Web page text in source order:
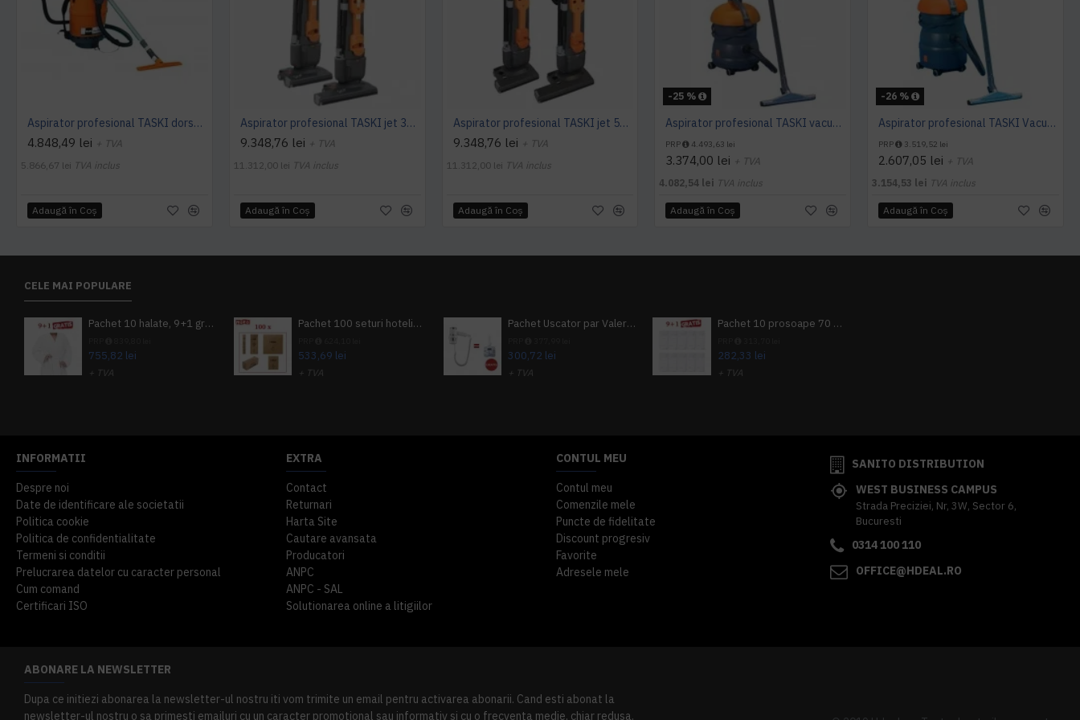
Aspirator profesional TASKI dorsalino EURO, 900 W, TASKI
4.848,49 lei + TVA
5.866,67 lei TVA inclus
Adaugă în Coş
Aspirator profesional TASKI jet 38 Euro, 900 W, TASKI
9.348,76 lei + TVA
11.312,00 lei TVA inclus
Adaugă în Coş
Aspirator profesional TASKI jet 50 Euro, 920 W, TASKI
9.348,76 lei + TVA
11.312,00 lei TVA inclus
Adaugă în Coş
-25 %
Aspirator profesional TASKI vacumat 12, 1000 W, TASKI
PRP 4.493,63 lei
3.374,00 lei + TVA
4.082,54 lei TVA inclus
Adaugă în Coş
-26 %
Aspirator profesional TASKI Vacumat 22, 1000 W, TASKI
PRP 3.519,52 lei
2.607,05 lei + TVA
3.154,53 lei TVA inclus
Adaugă în Coş
CELE MAI POPULARE
Pachet 10 halate, 9+1 gratuit
755,82 lei
+ TVA
Pachet 100 seturi hoteliere, set dentar, set barbierit, casca de dus, pila unghii, set cusut
533,69 lei
+ TVA
Pachet Uscator par Valera Action Super Plus + GRATUIT Sampon si gel de dus Tork
300,72 lei
+ TVA
Pachet 10 prosoape 70 x 140cm 9 + 1 gratuit
282,33 lei
+ TVA
INFORMATII
Despre noi
Date de identificare ale societatii
Politica cookie
Politica de confidentialitate
Termeni si conditii
Prelucrarea datelor cu caracter personal
Cum comand
Certificari ISO
EXTRA
Contact
Returnari
Harta Site
Cautare avansata
Producatori
ANPC
ANPC - SAL
Solutionarea online a litigiilor
CONTUL MEU
Contul meu
Comenzile mele
Puncte de fidelitate
Discount progresiv
Favorite
Adresele mele
SANITO DISTRIBUTION
WEST BUSINESS CAMPUS
Strada Preciziei, Nr, 3W, Sector 6,
Bucuresti
0314 100 110
OFFICE@HDEAL.RO
ABONARE LA NEWSLETTER
Dupa ce initiezi abonarea la newsletter-ul nostru iti vom trimite un email pentru activarea abonarii. Cand esti abonat la
newsletter-ul nostru o sa primesti emailuri cu un caracter promotional sau informativ si cu o frecventa medie, chiar redusa.